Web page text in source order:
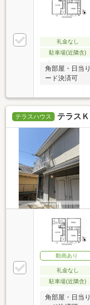
礼金なし
駐車場(近隣含)
角部屋・日当
ード決済可
テラスハウス テラスＫ
動画あり
礼金なし
駐車場(近隣含)
角部屋・日当